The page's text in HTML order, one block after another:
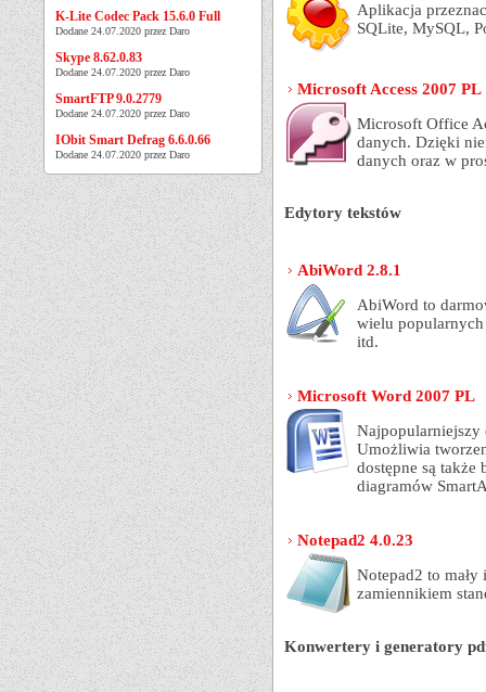
K-Lite Codec Pack 15.6.0 Full
Dodane 24.07.2020 przez Daro
Skype 8.62.0.83
Dodane 24.07.2020 przez Daro
SmartFTP 9.0.2779
Dodane 24.07.2020 przez Daro
IObit Smart Defrag 6.6.0.66
Dodane 24.07.2020 przez Daro
Aplikacja
SQLite, MySQL,
Microsoft Access 2007 PL
Microsoft Office
danych. Dzięki
danych oraz w
Edytory tekstów
AbiWord 2.8.1
AbiWord to
wielu
itd.
Microsoft Word 2007 PL
Umożliwia
dostępne są
diagramów
Notepad2 4.0.23
Notepad2 to
zamiennikiem
Konwertery i generatory